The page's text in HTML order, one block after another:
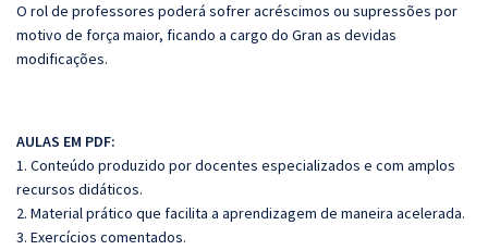
O rol de professores poderá sofrer acréscimos ou supressões por
motivo de força maior, ficando a cargo do Gran as devidas
modificações.
AULAS EM PDF:
1. Conteúdo produzido por docentes especializados e com amplos
recursos didáticos.
2. Material prático que facilita a aprendizagem de maneira acelerada.
3. Exercícios comentados.